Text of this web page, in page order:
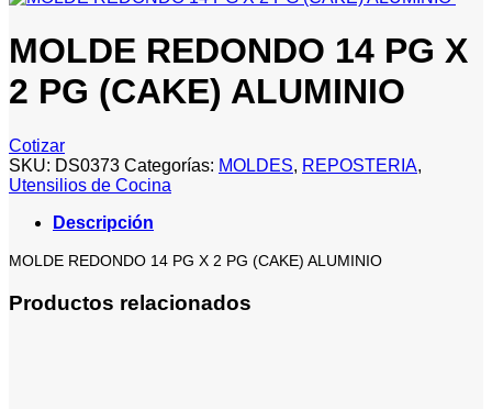
MOLDE REDONDO 14 PG X
2 PG (CAKE) ALUMINIO
Cotizar
SKU: DS0373 Categorías: MOLDES, REPOSTERIA,
Utensilios de Cocina
Descripción
MOLDE REDONDO 14 PG X 2 PG (CAKE) ALUMINIO
Productos relacionados